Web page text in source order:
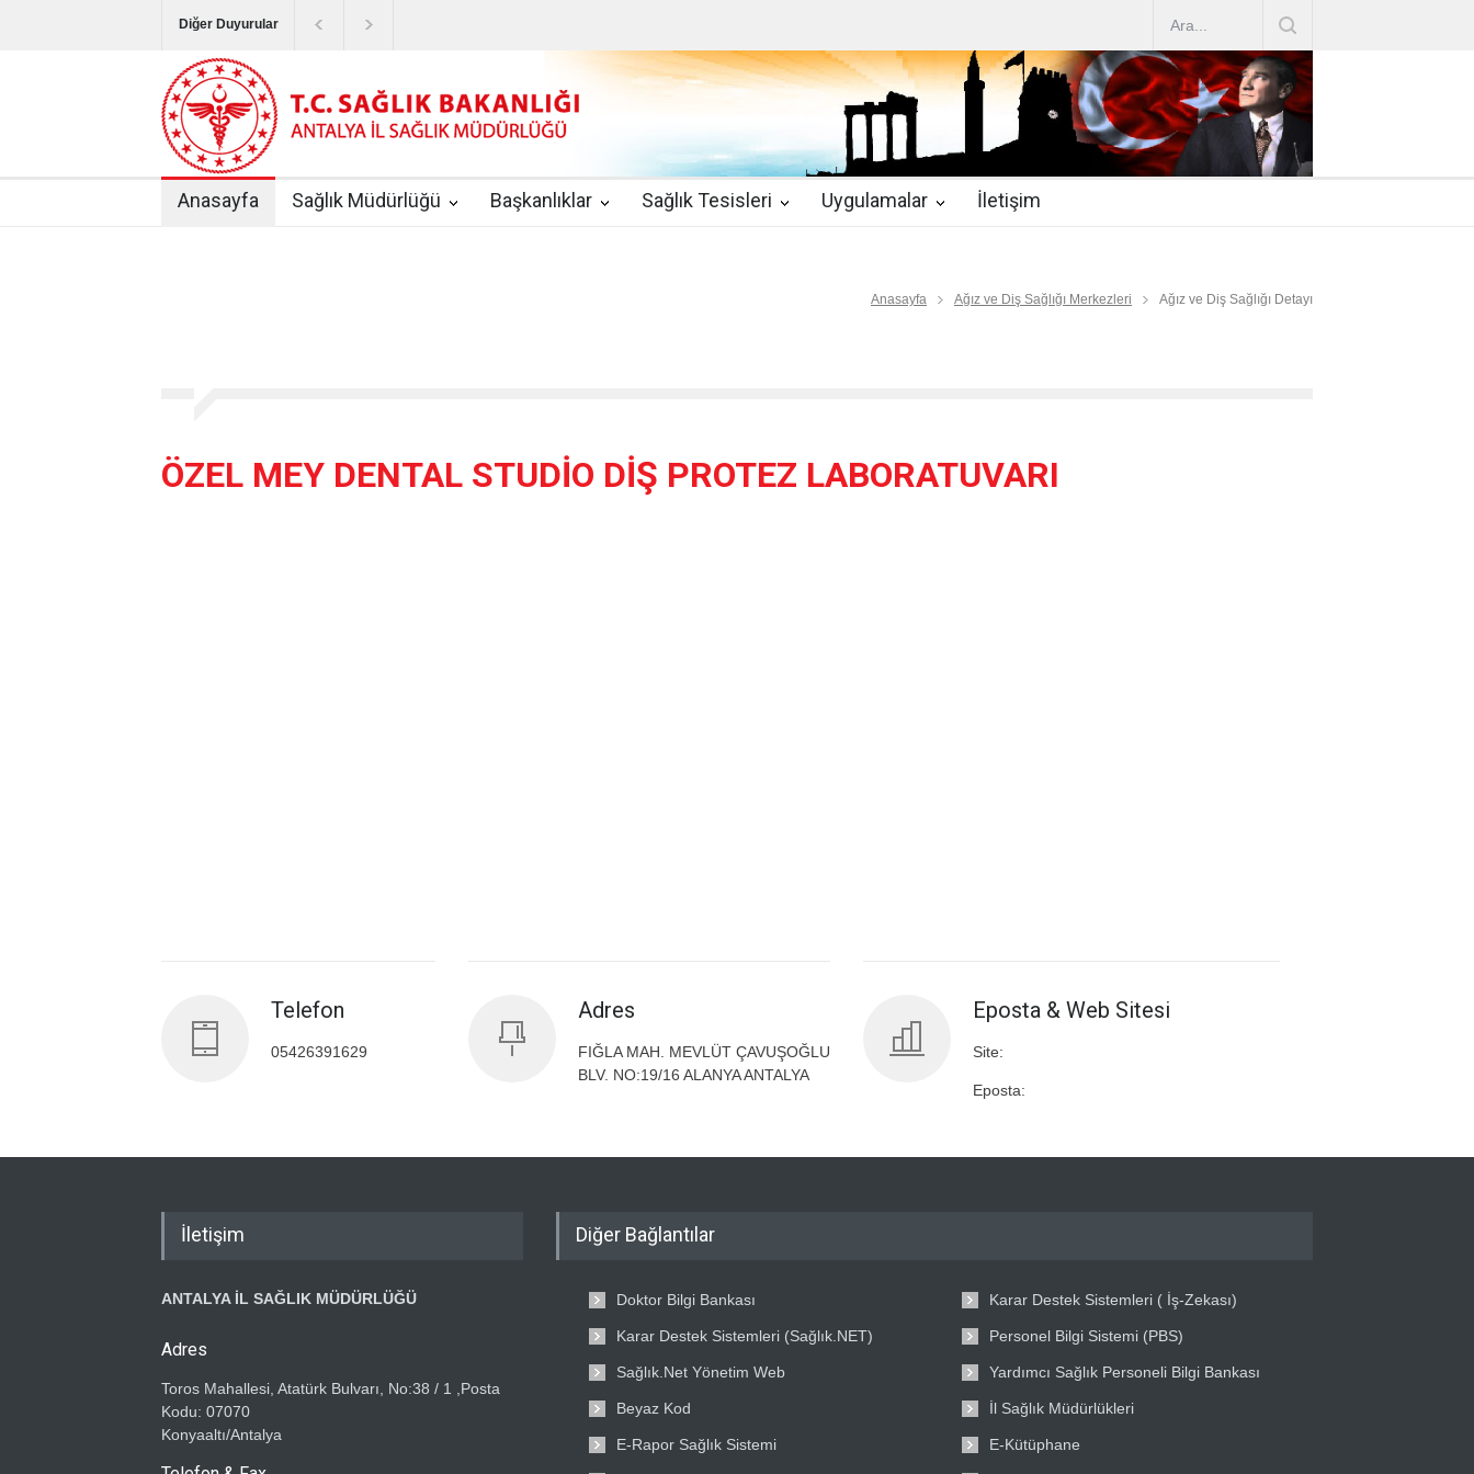
Diğer Duyurular
Bayram Tatilinde Sağlık Hizmetlerinin Sunumu 2019 YILI TEMMUZ AYI DİYALİZ MERKEZLERİ CİHAZ ARTIRIMLARI|2019-07-31
Terapötik Aferez Merkezleri ve Üniteleri Hakkında Yönetmelik Teletıp ve Teleradyoloji Birimi Genelgesi 2019/16 | 2019-07-31
Yoğun Bakım Servislerinde Hasta Ziyareti Uygulamaları Uzman Hekimlerin Pratisyen Hekim Kadrosunda Çalıştırma Talep|2019-06-26
Anasayfa Sağlık Müdürlüğü Başkanlıklar Sağlık Tesisleri Uygulamalar İletişim
Anasayfa Ağız ve Diş Sağlığı Merkezleri Ağız ve Diş Sağlığı Detayı
ÖZEL MEY DENTAL STUDİO DİŞ PROTEZ LABORATUVARI
Telefon
05426391629
Adres
FIĞLA MAH. MEVLÜT ÇAVUŞOĞLU
BLV. NO:19/16 ALANYA ANTALYA
Eposta & Web Sitesi
Site:
Eposta:
İletişim
ANTALYA İL SAĞLIK MÜDÜRLÜĞÜ
Adres
Toros Mahallesi, Atatürk Bulvarı, No:38 / 1 ,Posta
Kodu: 07070
Konyaaltı/Antalya
Diğer Bağlantılar
Doktor Bilgi Bankası
Karar Destek Sistemleri (Sağlık.NET)
Sağlık.Net Yönetim Web
Beyaz Kod
E-Rapor Sağlık Sistemi
Karar Destek Sistemleri ( İş-Zekası)
Personel Bilgi Sistemi (PBS)
Yardımcı Sağlık Personeli Bilgi Bankası
İl Sağlık Müdürlükleri
E-Kütüphane